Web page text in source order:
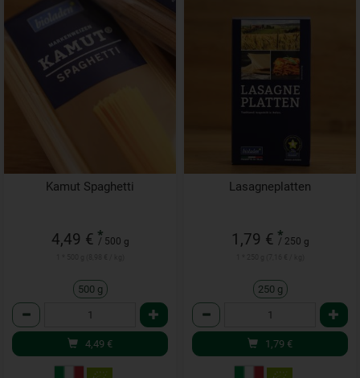
Kamut Spaghetti
4,49 € *
/ 500 g
500 g
Anzahl
4,49 €
Lasagneplatten
1,79 € *
/ 250 g
250 g
Anzahl
1,79 €